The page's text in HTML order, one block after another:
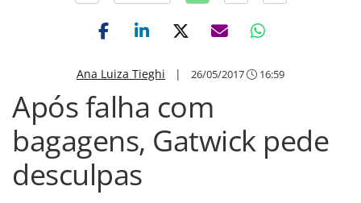
Ana Luiza Tieghi | 26/05/2017 16:59
Após falha com
bagagens, Gatwick pede
desculpas